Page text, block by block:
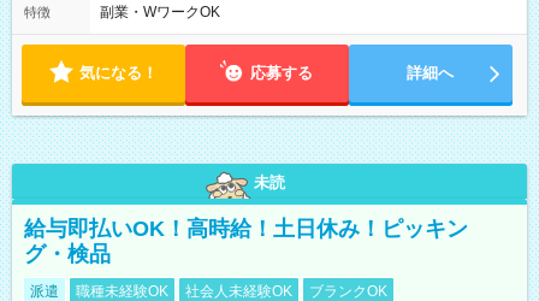
あたりの給与 2万円）
特徴 副業・WワークOK
気になる！ 応募する 詳細へ
未読
給与即払いOK！高時給！土日休み！ピッキン
グ・検品
派遣 職種未経験OK 社会人未経験OK
ブランクOK